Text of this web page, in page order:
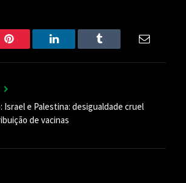
Pinterest LinkedIn Tumblr Email
Israel e Palestina: desigualdade cruel
de vacinas